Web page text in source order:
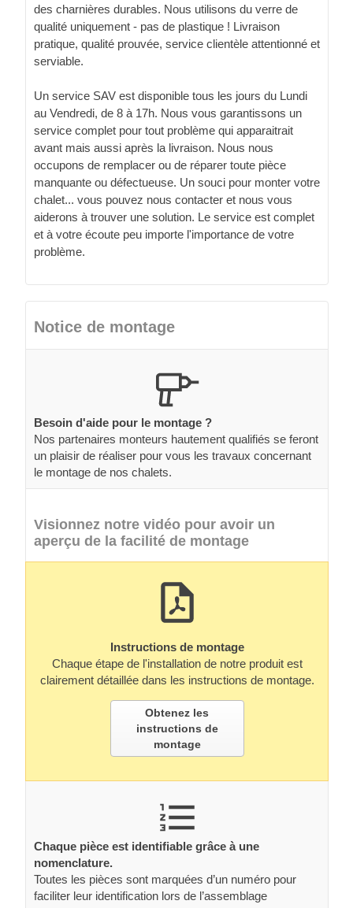
des charnières durables. Nous utilisons du verre de
qualité uniquement - pas de plastique ! Livraison
pratique, qualité prouvée, service clientèle attentionné et
serviable.
Un service SAV est disponible tous les jours du Lundi
au Vendredi, de 8 à 17h. Nous vous garantissons un
service complet pour tout problème qui apparaitrait
avant mais aussi après la livraison. Nous nous
occupons de remplacer ou de réparer toute pièce
manquante ou défectueuse. Un souci pour monter votre
chalet... vous pouvez nous contacter et nous vous
aiderons à trouver une solution. Le service est complet
et à votre écoute peu importe l'importance de votre
problème.
Notice de montage
Besoin d'aide pour le montage ?
Nos partenaires monteurs hautement qualifiés se feront
un plaisir de réaliser pour vous les travaux concernant
le montage de nos chalets.
Visionnez notre vidéo pour avoir un
aperçu de la facilité de montage
Instructions de montage
Chaque étape de l'installation de notre produit est
clairement détaillée dans les instructions de montage.
Obtenez les
instructions de
montage
Chaque pièce est identifiable grâce à une
nomenclature.
Toutes les pièces sont marquées d’un numéro pour
faciliter leur identification lors de l’assemblage